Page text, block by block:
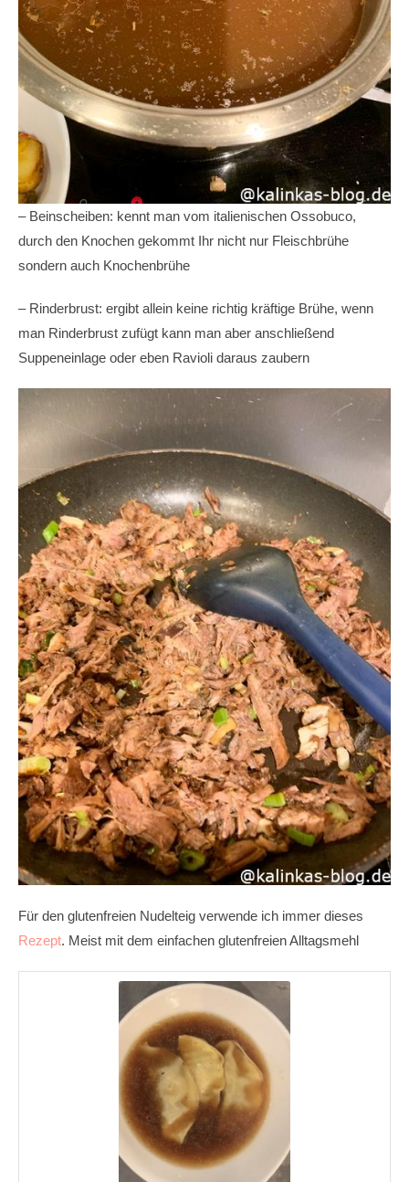
– Beinscheiben: kennt man vom italienischen Ossobuco,
durch den Knochen gekommt Ihr nicht nur Fleischbrühe
sondern auch Knochenbrühe
– Rinderbrust: ergibt allein keine richtig kräftige Brühe, wenn
man Rinderbrust zufügt kann man aber anschließend
Suppeneinlage oder eben Ravioli daraus zaubern
Für den glutenfreien Nudelteig verwende ich immer dieses
Rezept. Meist mit dem einfachen glutenfreien Alltagsmehl